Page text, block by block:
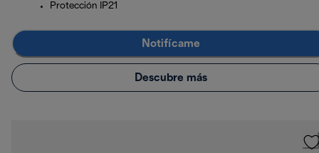
Protección IP21
Notifícame
Descubre más